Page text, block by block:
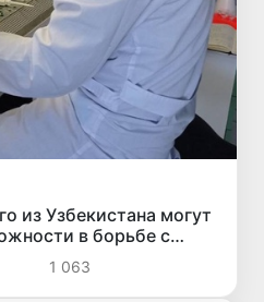
из Узбекистана могут
в борьбе с
1 063